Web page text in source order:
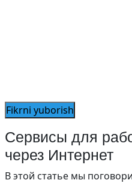
Сервисы для
через Интернет
В этой статье мы